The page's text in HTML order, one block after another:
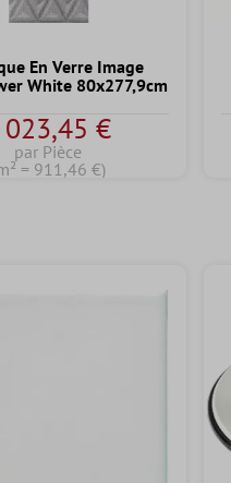
En Verre Image
White 80x277,9cm
023,45 €
par Pièce
= 911,46 €)